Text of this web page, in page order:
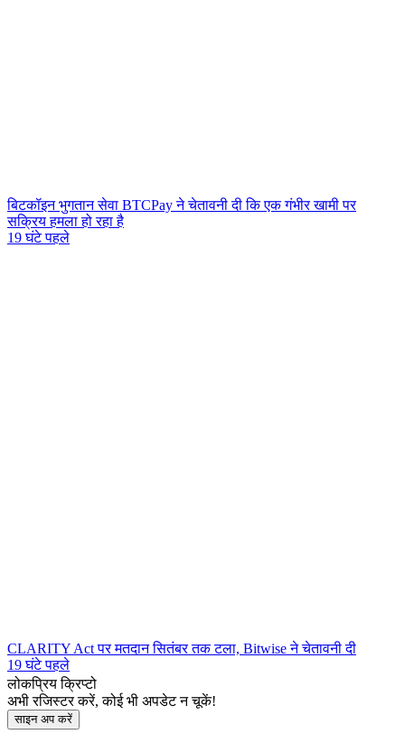
बिटकॉइन भुगतान सेवा BTCPay ने चेतावनी दी कि एक गंभीर खामी पर
सक्रिय हमला हो रहा है
19 घंटे पहले
CLARITY Act पर मतदान सितंबर तक टला, Bitwise ने चेतावनी दी
19 घंटे पहले
लोकप्रिय क्रिप्टो
अभी रजिस्टर करें, कोई भी अपडेट न चूकें!
साइन अप करें